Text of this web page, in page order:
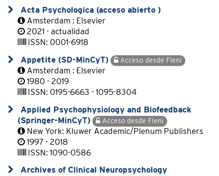
Acta Psychologica (acceso abierto )
Amsterdam : Elsevier
2021 - actualidad
ISSN: 0001-6918
Appetite (SD-MinCyT)
Acceso desde Fleni
Amsterdam : Elsevier
1980 - 2019
ISSN: 0195-6663 - 1095-8304
Applied Psychophysiology and Biofeedback
(Springer-MinCyT)
Acceso desde Fleni
New York: Kluwer Academic/Plenum Publishers
1997 - 2018
ISSN: 1090-0586
Archives of Clinical Neuropsychology